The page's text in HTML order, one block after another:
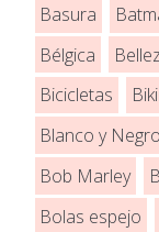
Basura
Bélgica
Bicicletas
Blanco y Negro
Bob Marley
Bolas espejo